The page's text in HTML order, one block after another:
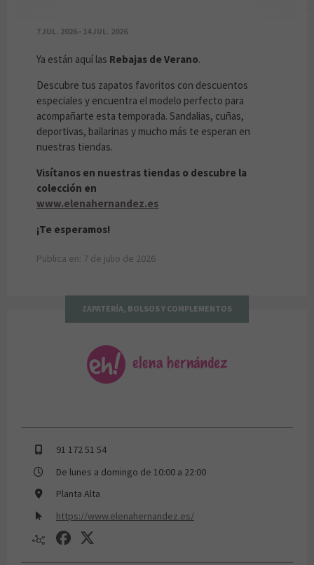
7 JUL. 2026 - 14 JUL. 2026
Ya están aquí las Rebajas de Verano.
Descubre tus zapatos favoritos con descuentos
especiales y encuentra el modelo perfecto para
acompañarte esta temporada. Sandalias, cuñas,
deportivas, bailarinas y mucho más te esperan en
nuestras tiendas.
Visítanos en nuestras tiendas o descubre la
colección en
www.elenahernandez.es
¡Te esperamos!
Publica en: 7 de julio de 2026
ZAPATERÍA, BOLSOS Y COMPLEMENTOS
ELENA HERNÁNDEZ
91 172 51 54
De lunes a domingo de 10:00 a 22:00
Planta Alta
https://www.elenahernandez.es/